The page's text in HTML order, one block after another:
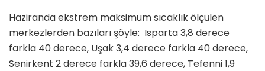
Haziranda ekstrem maksimum sıcaklık ölçülen
merkezlerden bazıları şöyle: Isparta 3,8 derece
farkla 40 derece, Uşak 3,4 derece farkla 40 derece,
Senirkent 2 derece farkla 39,6 derece, Tefenni 1,9